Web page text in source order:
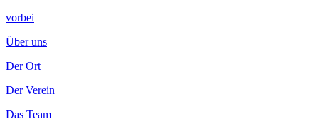
vorbei
Über uns
Der Ort
Der Verein
Das Team